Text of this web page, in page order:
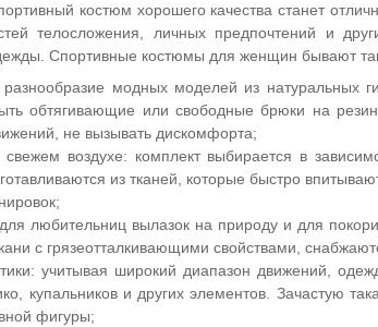
костюм хорошего качества станет
телосложения, личных предпочтений и
Спортивные костюмы для женщин бывают
модных моделей из натуральных
обтягивающие или свободные брюки на
не вызывать дискомфорта;
воздухе: комплект выбирается в
из тканей, которые быстро
любительниц вылазок на природу и для
с грязеотталкивающими свойствами,
учитывая широкий диапазон движений,
купальников и других элементов. Зачастую
фигуры;